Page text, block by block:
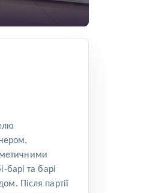
та барі
Після партії